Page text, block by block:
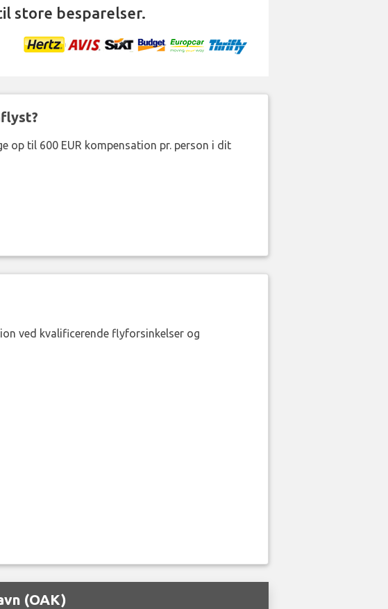
store besparelser.
op til 600 EUR kompensation pr. person i dit
ved kvalificerende flyforsinkelser og
(OAK)